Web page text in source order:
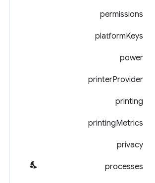
permissions
platformKeys
power
printerProvider
printing
printingMetrics
privacy
processes